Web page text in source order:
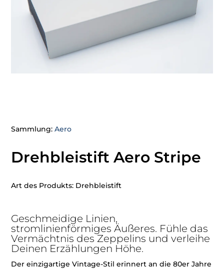
Sammlung:Aero
Drehbleistift Aero Stripe
Art des Produkts: Drehbleistift
Geschmeidige Linien,
stromlinienförmiges Äußeres. Fühle das
Vermächtnis des Zeppelins und verleihe
Deinen Erzählungen Höhe.
Der einzigartige Vintage-Stil erinnert an die 80er Jahre